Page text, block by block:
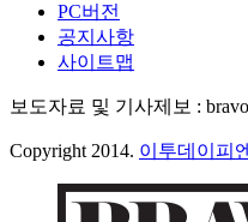
PC버전
공지사항
사이트맵
보도자료 및 기사제보 :
Copyright 2014. 이투데이피